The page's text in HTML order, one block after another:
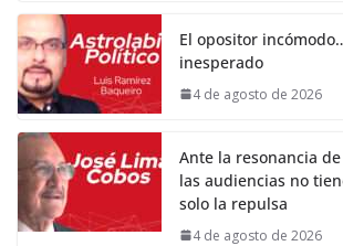
El opositor
inesperado
4 de agosto de 2026
Ante la resonancia
las audiencias no
solo la repulsa
4 de agosto de 2026